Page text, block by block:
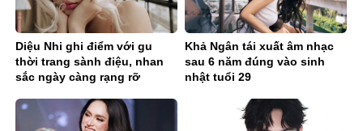
Diệu Nhi ghi điểm với gu
thời trang sành điệu, nhan
sắc ngày càng rạng rỡ
Khả Ngân tái xuất âm nhạc
sau 6 năm đúng vào sinh
nhật tuổi 29